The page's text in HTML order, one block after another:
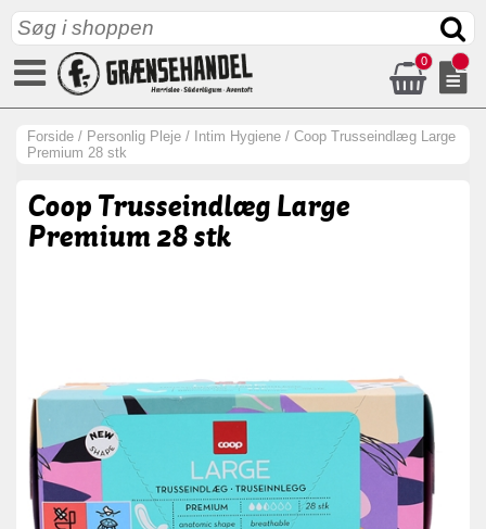
0
Forside / Personlig Pleje / Intim Hygiene / Coop Trusseindlæg Large
Premium 28 stk
Coop Trusseindlæg Large
Premium 28 stk